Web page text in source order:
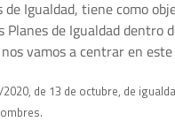
de Igualdad, tiene como
Planes de Igualdad dentro
vamos a centrar en
de 13 de octubre, de